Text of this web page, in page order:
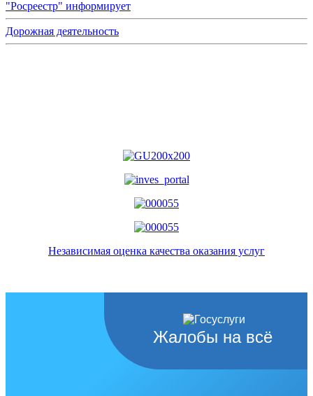
"Росреестр" информирует
Дорожная деятельность
Независимая оценка качества оказания услуг
Жалобы на всё